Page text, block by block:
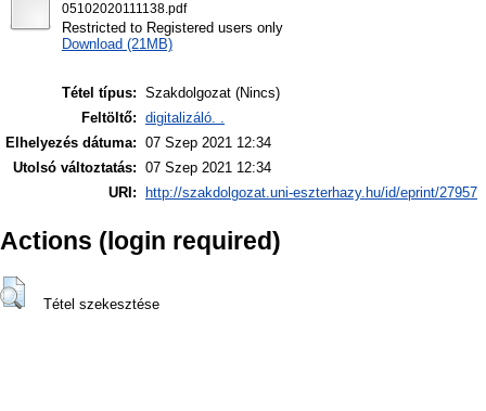
05102020111138.pdf
Restricted to Registered users only
Download (21MB)
Tétel típus: Szakdolgozat (Nincs)
Feltöltő: digitalizáló. .
Elhelyezés dátuma: 07 Szep 2021 12:34
Utolsó változtatás: 07 Szep 2021 12:34
URI:
http://szakdolgozat.uni-eszterhazy.hu/id/eprint/27957
Actions (login required)
Tétel szekesztése